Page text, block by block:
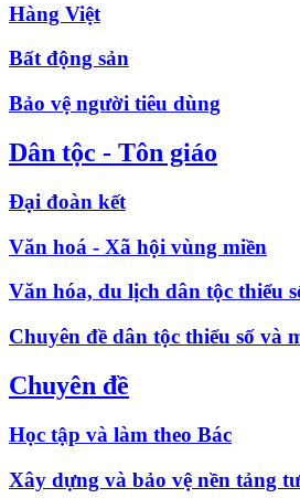
Hàng Việt
Bất động sản
Bảo vệ người tiêu dùng
Dân tộc - Tôn giáo
Đại đoàn kết
Văn hoá - Xã hội vùng miền
Văn hóa, du lịch dân tộc thiểu
Chuyên đề dân tộc thiểu số và
Chuyên đề
Học tập và làm theo Bác
Xây dựng và bảo vệ nền tảng